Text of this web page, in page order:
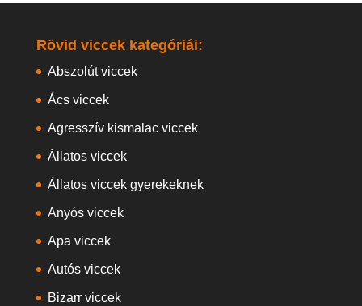
Rövid viccek kategóriái:
Abszolút viccek
Ács viccek
Agresszív kismalac viccek
Állatos viccek
Állatos viccek gyerekeknek
Anyós viccek
Apa viccek
Autós viccek
Bizarr viccek